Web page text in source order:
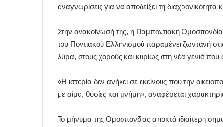
αναγνωρίσεις για να αποδείξει τη διαχρονικότητα
Στην ανακοίνωσή της, η Παμποντιακή Ομοσπονδία
του Ποντιακού Ελληνισμού παραμένει ζωντανή
λύρα, στους χορούς και κυρίως στη νέα γενιά
«Η ιστορία δεν ανήκει σε εκείνους που την
με αίμα, θυσίες και μνήμη», αναφέρεται
Το μήνυμα της Ομοσπονδίας αποκτά ιδιαίτερη